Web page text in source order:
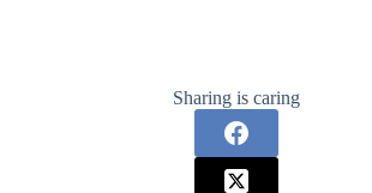
Sharing is caring